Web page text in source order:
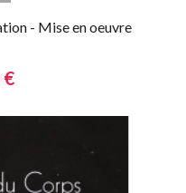
- Mise en oeuvre
€